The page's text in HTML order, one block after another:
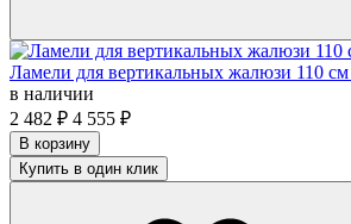
Ламели для вертикальных жалюзи 110
в наличии
2 482 ₽ 4 555 ₽
В корзину
Купить в один клик